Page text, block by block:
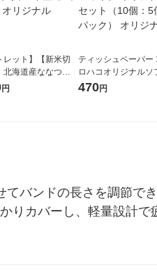
レット】【新米切
海道産ななつぼ
5kg 1袋 令和7年産
糧 オリジナル
円
ティッシュペーパー
ロハコオリジナルソ
ックティッシュ フィ
470円
バンドの長さを調節で
りカバーし、軽量設計で